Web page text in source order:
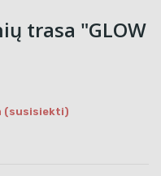
trasa "GLOW
(susisiekti)